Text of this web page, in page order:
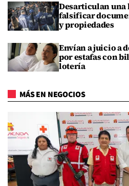
Desarticulan una
falsificar
y propiedades
Envían a juicio a
por estafas con
lotería
MÁS EN NEGOCIOS